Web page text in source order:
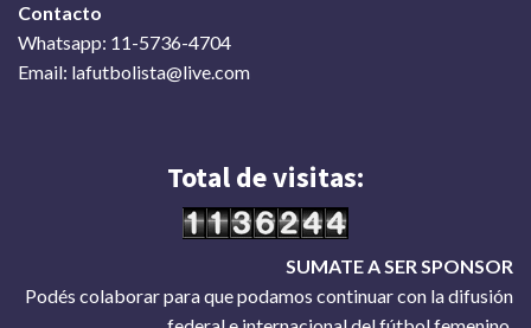
Contacto
Whatsapp: 11-5736-4704
Email: lafutbolista@live.com
Total de visitas:
SUMATE A SER SPONSOR
Podés colaborar para que podamos continuar con la difusión